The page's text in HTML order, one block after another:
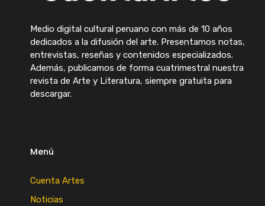
Medio digital cultural peruano con más de 10 años
dedicados a la difusión del arte. Presentamos notas,
entrevistas, reseñas y contenidos especializados.
Además, publicamos de forma cuatrimestral nuestra
revista de Arte y Literatura, siempre gratuita para
descargar.
Menú
Cuenta Artes
Noticias